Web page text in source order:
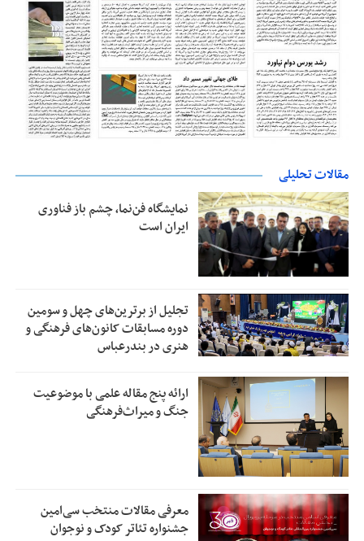
مقالات تحلیلی
نمایشگاه فن‌نما، چشم باز فناوری
ایران است
تجلیل از بر‌ترین‌های چهل و سومین
دوره مسابقات کانون‌های فرهنگی و
هنری در بندرعباس
ارائه پنج مقاله علمی با موضوعیت
جنگ و میراث‌فرهنگی
معرفی مقالات منتخب سی‌امین
جشنواره تئاتر کودک و نوجوان